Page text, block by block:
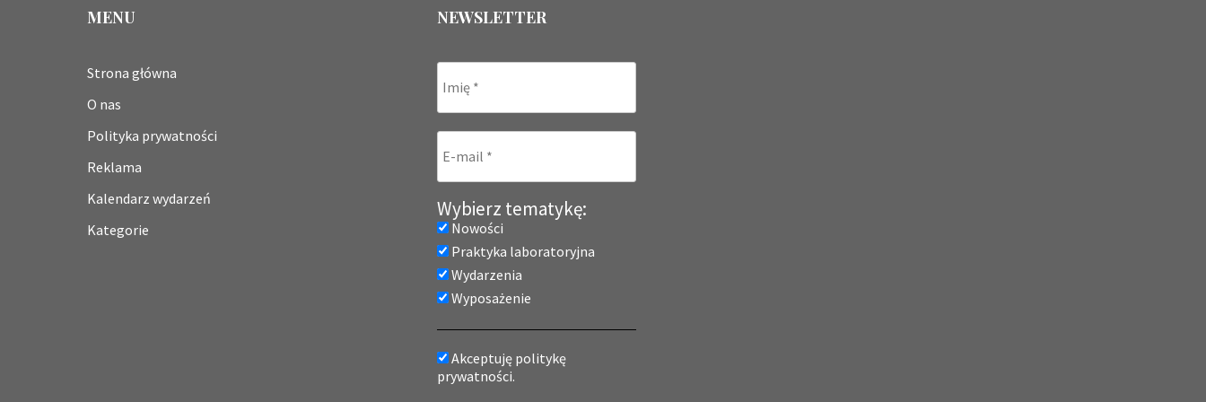
MENU
Strona główna
O nas
Polityka prywatności
Reklama
Kalendarz wydarzeń
Kategorie
NEWSLETTER
Wybierz tematykę:
Nowości
Praktyka laboratoryjna
Wydarzenia
Wyposażenie
Akceptuję politykę
prywatności.